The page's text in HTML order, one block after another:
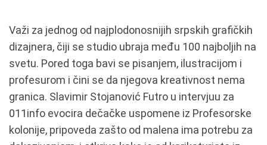
Važi za jednog od najplodonosnijih srpskih grafičkih
dizajnera, čiji se studio ubraja među 100 najboljih na
svetu. Pored toga bavi se pisanjem, ilustracijom i
profesurom i čini se da njegova kreativnost nema
granica. Slavimir Stojanović Futro u intervjuu za
011info evocira dečačke uspomene iz Profesorske
kolonije, pripoveda zašto od malena ima potrebu za